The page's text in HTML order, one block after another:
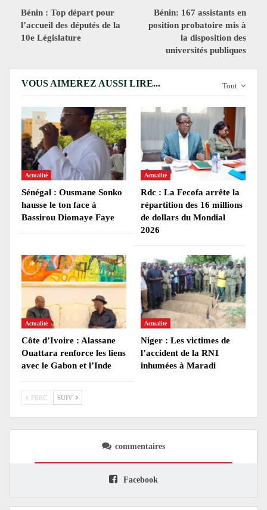
Bénin : Top départ pour
l’accueil des députés de la
10e Législature
Bénin: 167 assistants en
position probatoire mis à
la disposition des
universités publiques
Tout
VOUS AIMEREZ AUSSI LIRE...
Actualité
Sénégal : Ousmane Sonko
hausse le ton face à
Bassirou Diomaye Faye
Actualité
Rdc : La Fecofa arrête la
répartition des 16 millions
de dollars du Mondial
2026
Actualité
Côte d’Ivoire : Alassane
Ouattara renforce les liens
avec le Gabon et l’Inde
Actualité
Niger : Les victimes de
l’accident de la RN1
inhumées à Maradi
PREC SUIV
commentaires
Facebook